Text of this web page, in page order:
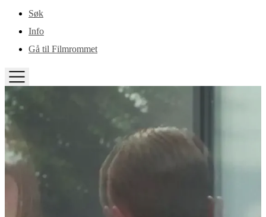
Gå til hovedinnhold
Søk
Info
Gå til Filmrommet
TOGGLE